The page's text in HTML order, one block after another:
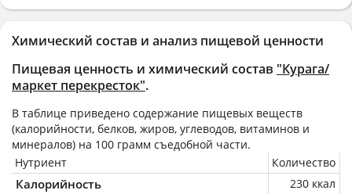
Химический состав и анализ пищевой ценности
Пищевая ценность и химический состав "Курага/
маркет перекресток".
В таблице приведено содержание пищевых веществ
(калорийности, белков, жиров, углеводов, витаминов и
минералов) на 100 грамм съедобной части.
Нутриент
Количество
Калорийность
230 ккал